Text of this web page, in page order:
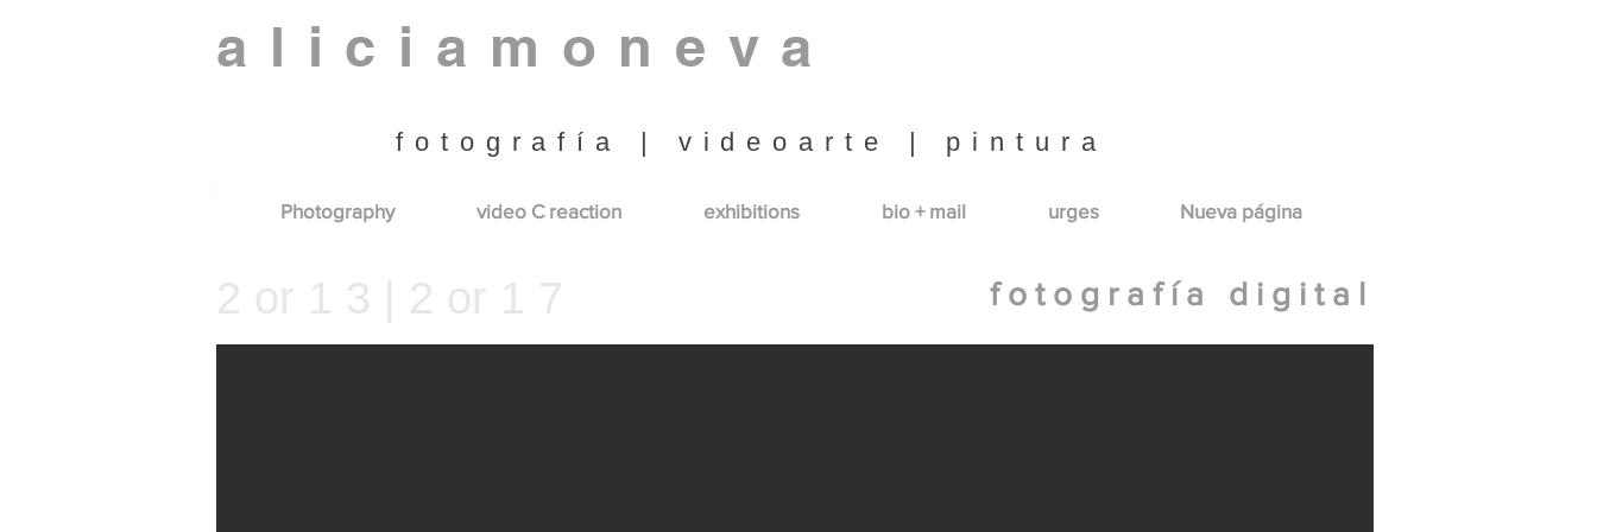
aliciamoneva
fotografía | videoarte | pintura
2 or 1 3 | 2 or 1 7 f o t o g r a f í a d i g i t a l
Photography video C reaction exhibitions bio + mail urges Nueva página